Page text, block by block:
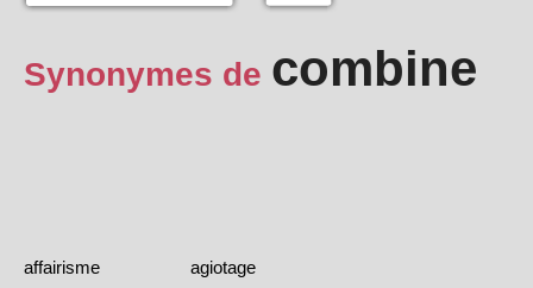
Synonymes de combine
affairisme
agiotage